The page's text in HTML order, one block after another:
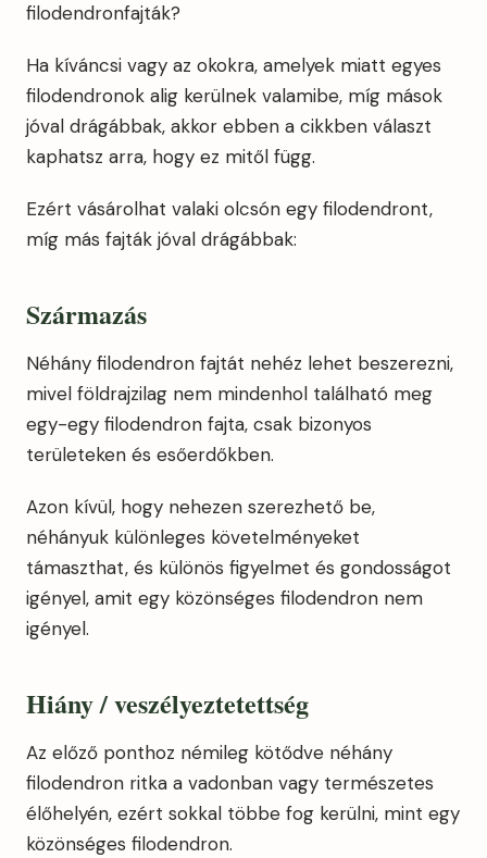
filodendronfajták?
Ha kíváncsi vagy az okokra, amelyek miatt egyes
filodendronok alig kerülnek valamibe, míg mások
jóval drágábbak, akkor ebben a cikkben választ
kaphatsz arra, hogy ez mitől függ.
Ezért vásárolhat valaki olcsón egy filodendront,
míg más fajták jóval drágábbak:
Származás
Néhány filodendron fajtát nehéz lehet beszerezni,
mivel földrajzilag nem mindenhol található meg
egy-egy filodendron fajta, csak bizonyos
területeken és esőerdőkben.
Azon kívül, hogy nehezen szerezhető be,
néhányuk különleges követelményeket
támaszthat, és különös figyelmet és gondosságot
igényel, amit egy közönséges filodendron nem
igényel.
Hiány / veszélyeztetettség
Az előző ponthoz némileg kötődve néhány
filodendron ritka a vadonban vagy természetes
élőhelyén, ezért sokkal többe fog kerülni, mint egy
közönséges filodendron.